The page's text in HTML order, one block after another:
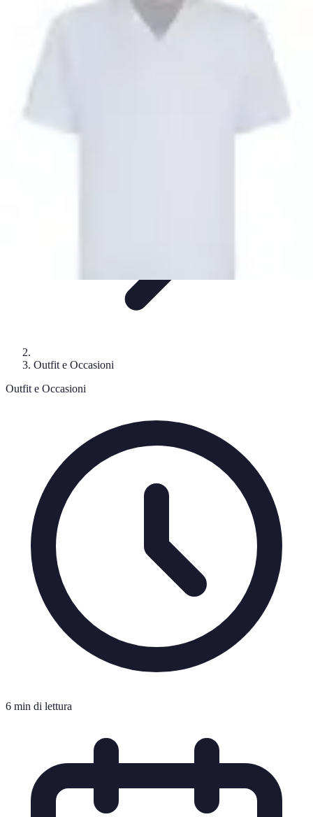
Stil Eleganza
Tendenze Guida al guardaroba
Stil Eleganza
Outfit e Occasioni
Outfit e Occasioni
6 min di lettura